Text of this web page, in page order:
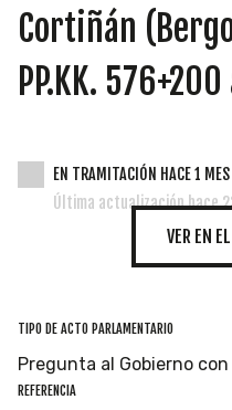
Cortiñán
PP.KK.
EN TRAMITACIÓN HACE 1 MES
Última actualización hace
VER EN
TIPO DE ACTO PARLAMENTARIO
Pregunta al Gobierno
REFERENCIA